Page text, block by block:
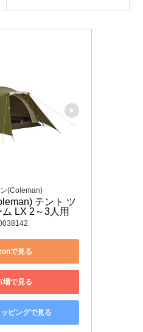
(Coleman)
テント ツ
LX 2～3人用
で見る
場で見る
ピングで見る